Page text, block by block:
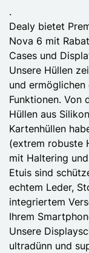
.
Dealy bietet
Nova 6 mit
Cases und
Unsere Hüllen
und
Funktionen. Von
Hüllen aus
Kartenhüllen
(extrem robuste
mit Haltering
Etuis sind
echtem Leder,
integriertem
Ihrem
Unsere
ultradünn und